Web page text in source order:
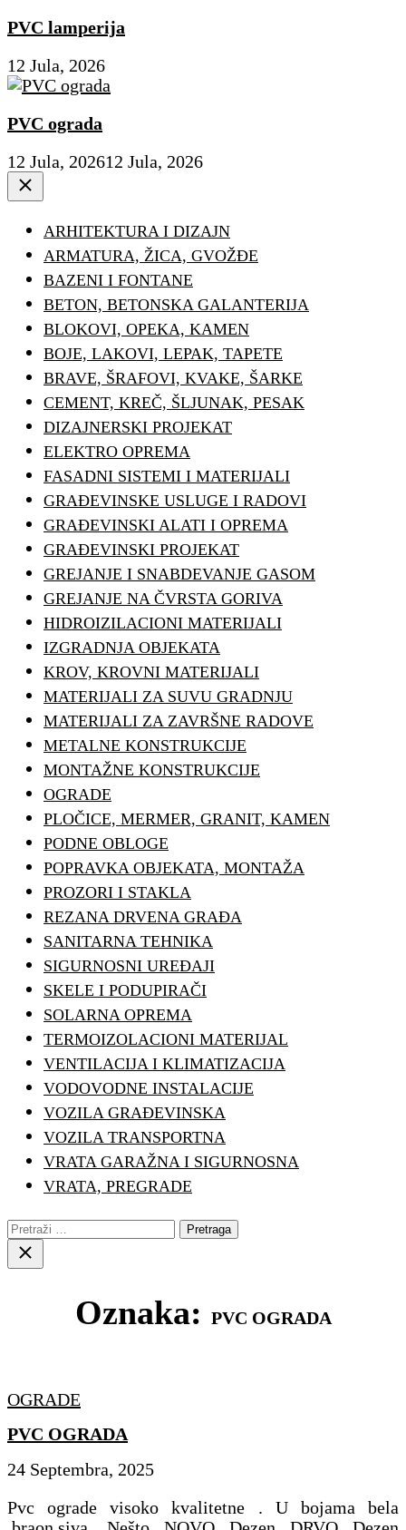
PVC lamperija
12 Jula, 2026
PVC ograda
12 Jula, 202612 Jula, 2026
Close
ARHITEKTURA I DIZAJN
ARMATURA, ŽICA, GVOŽĐE
BAZENI I FONTANE
BETON, BETONSKA GALANTERIJA
BLOKOVI, OPEKA, KAMEN
BOJE, LAKOVI, LEPAK, TAPETE
BRAVE, ŠRAFOVI, KVAKE, ŠARKE
CEMENT, KREČ, ŠLJUNAK, PESAK
DIZAJNERSKI PROJEKAT
ELEKTRO OPREMA
FASADNI SISTEMI I MATERIJALI
GRAĐEVINSKE USLUGE I RADOVI
GRAĐEVINSKI ALATI I OPREMA
GRAĐEVINSKI PROJEKAT
GREJANJE I SNABDEVANJE GASOM
GREJANJE NA ČVRSTA GORIVA
HIDROIZILACIONI MATERIJALI
IZGRADNJA OBJEKATA
KROV, KROVNI MATERIJALI
MATERIJALI ZA SUVU GRADNJU
MATERIJALI ZA ZAVRŠNE RADOVE
METALNE KONSTRUKCIJE
MONTAŽNE KONSTRUKCIJE
OGRADE
PLOČICE, MERMER, GRANIT, KAMEN
PODNE OBLOGE
POPRAVKA OBJEKATA, MONTAŽA
PROZORI I STAKLA
REZANA DRVENA GRAĐA
SANITARNA TEHNIKA
SIGURNOSNI UREĐAJI
SKELE I PODUPIRAČI
SOLARNA OPREMA
TERMOIZOLACIONI MATERIJAL
VENTILACIJA I KLIMATIZACIJA
VODOVODNE INSTALACIJE
VOZILA GRAĐEVINSKA
VOZILA TRANSPORTNA
VRATA GARAŽNA I SIGURNOSNA
VRATA, PREGRADE
Pretraga:
Close
search
Oznaka: PVC OGRADA
OGRADE
PVC OGRADA
24 Septembra, 2025
Pvc ograde visoko kvalitetne . U bojama bela